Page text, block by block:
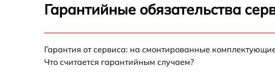
Гарантийные обязательства
Гарантия от сервиса: на смонтированные
Что считается гарантийным случаем?